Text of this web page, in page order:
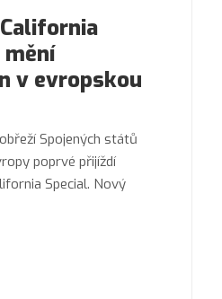
mění
v evropskou
Spojených států
poprvé přijíždí
Special. Nový